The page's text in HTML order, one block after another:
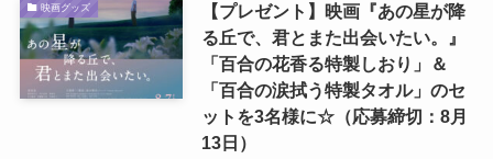
映画グッズ
【プレゼント】映画『あの星が降
る丘で、君とまた出会いたい。』
「百合の花香る特製しおり」＆
「百合の涙拭う特製タオル」のセ
ットを3名様に☆（応募締切：8月
13日）